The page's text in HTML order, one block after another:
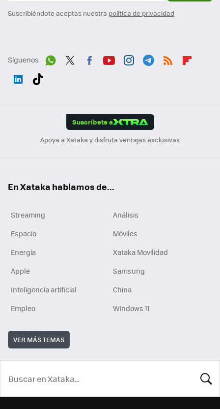
Suscribiéndote aceptas nuestra política de privacidad
Síguenos
Suscríbete a
Apoya a Xataka y disfruta ventajas exclusivas
En Xataka hablamos de...
Streaming
Análisis
Espacio
Móviles
Energía
Xataka Movilidad
Apple
Samsung
Inteligencia artificial
China
Empleo
Windows 11
VER MÁS TEMAS